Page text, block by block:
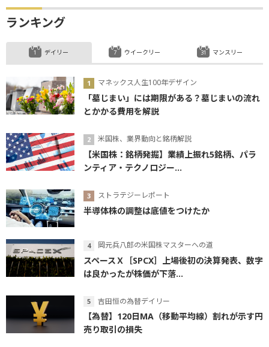
ランキング
デイリー
マネックス人生100年デザイン
「墓じまい」には期限がある？墓じまいの流れ
とかかる費用を解説
米国株、業界動向と銘柄解説
【米国株：銘柄発掘】業績上振れ5銘柄、パラ
ンティア・テクノロジー...
ストラテジーレポート
半導体株の調整は底値をつけたか
岡元兵八郎の米国株マスターへの道
スペースＸ［SPCX］上場後初の決算発表、数字
は良かったが株価が下落...
吉田恒の為替デイリー
【為替】120日MA（移動平均線）割れが示す円
売り取引の損失
ウイークリー マンスリー